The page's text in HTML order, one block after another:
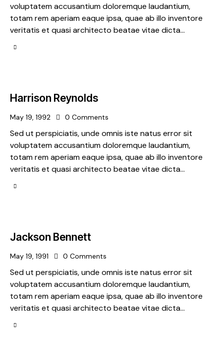
voluptatem accusantium doloremque laudantium,
totam rem aperiam eaque ipsa, quae ab illo inventore
veritatis et quasi architecto beatae vitae dicta…
Harrison Reynolds
May 19, 1992 0 Comments
Sed ut perspiciatis, unde omnis iste natus error sit
voluptatem accusantium doloremque laudantium,
totam rem aperiam eaque ipsa, quae ab illo inventore
veritatis et quasi architecto beatae vitae dicta…
Jackson Bennett
May 19, 1991 0 Comments
Sed ut perspiciatis, unde omnis iste natus error sit
voluptatem accusantium doloremque laudantium,
totam rem aperiam eaque ipsa, quae ab illo inventore
veritatis et quasi architecto beatae vitae dicta…